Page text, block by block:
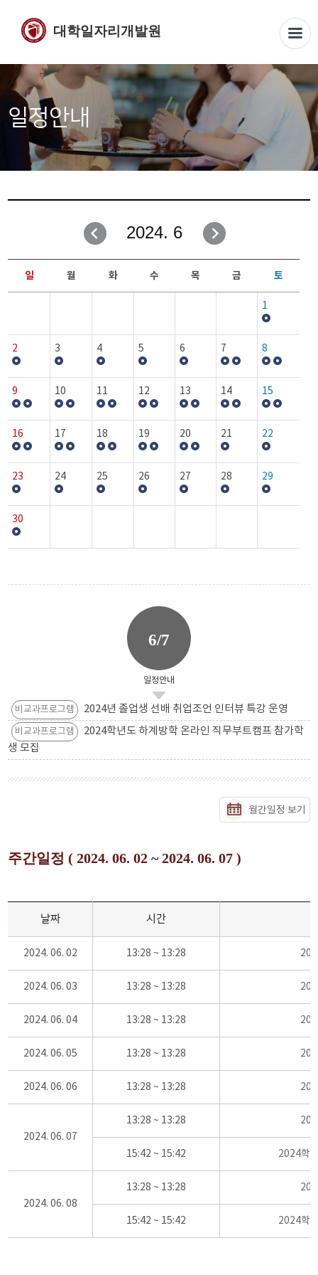
대학일자리개발원
일정안내
2024. 6
일 월 화 수 목 금 토
1
2 3 4 5 6 7 8
9 10 11 12 13 14 15
16 17 18 19 20 21 22
23 24 25 26 27 28 29
30
6/7
일정안내
비교과프로그램 2024년 졸업생 선배 취업조언 인터뷰 특강 운영
비교과프로그램
2024학년도 하계방학 온라인 직무부트캠프 참가학
생 모집
월간일정 보기
주간일정 ( 2024. 06. 02 ~ 2024. 06. 07 )
날짜 시간
2024. 06. 02 13:28 ~ 13:28
2024. 06. 03 13:28 ~ 13:28
2024. 06. 04 13:28 ~ 13:28
2024. 06. 05 13:28 ~ 13:28
2024. 06. 06 13:28 ~ 13:28
2024. 06. 07
13:28 ~ 13:28
15:42 ~ 15:42 2024학
2024. 06. 08
13:28 ~ 13:28
15:42 ~ 15:42 2024학